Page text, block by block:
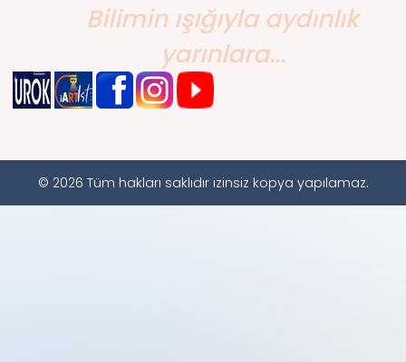
Bilimin ışığıyla aydınlık
yarınlara...
© 2026 Tüm hakları saklıdır izinsiz kopya yapılamaz.